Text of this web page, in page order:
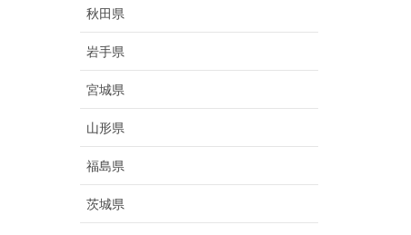
秋田県
岩手県
宮城県
山形県
福島県
茨城県